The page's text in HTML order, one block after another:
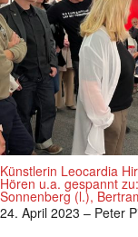
Künstlerin Leocardia
Hören u.a. gespannt
Sonnenberg (l.),
24. April 2023 – Peter